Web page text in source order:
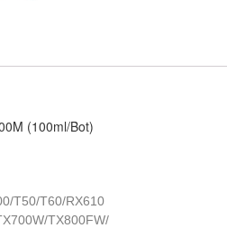
(100ml/Bot)
T50/T60/RX610
TX800FW/